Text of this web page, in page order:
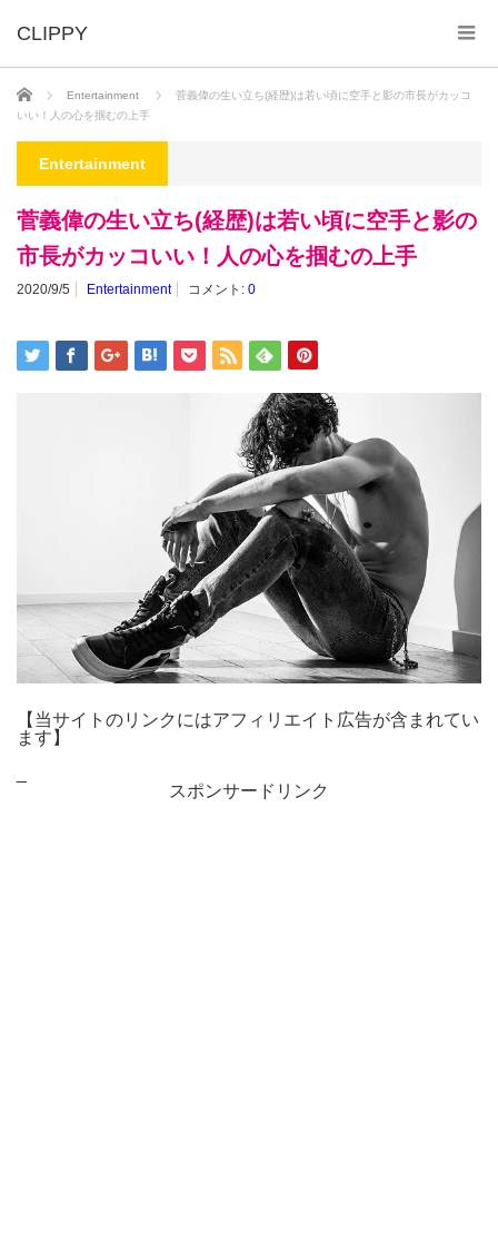
ホーム Entertainment
菅義偉の生い立ち(経歴)は若い頃に空手と影の市長がカッコ
いい！人の心を掴むの上手
Entertainment
菅義偉の生い立ち(経歴)は若い頃に空手と影の
市長がカッコいい！人の心を掴むの上手
2020/9/5 Entertainment コメント: 0
【当サイトのリンクにはアフィリエイト広告が含まれてい
ます】
スポンサードリンク